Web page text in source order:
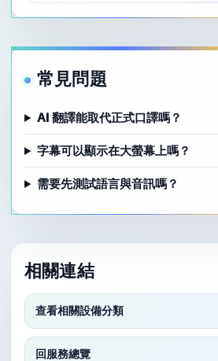
常見問題
AI 翻譯能取代正式口譯嗎？
字幕可以顯示在大螢幕上嗎？
需要先測試語言與音訊嗎？
相關連結
查看相關設備分類
回服務總覽